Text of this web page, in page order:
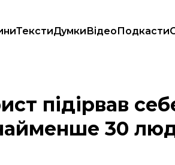
ТекстиДумкиВідеоПодкасти
загинули щонайменше 30 людей, десятки
підірвав
30